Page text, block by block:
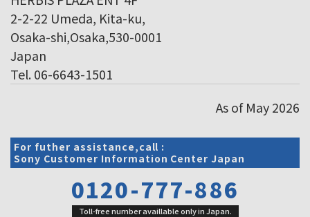
2-2-22 Umeda, Kita-ku,
Osaka-shi,Osaka,530-0001
Japan
Tel. 06-6643-1501
As of May 2026
For futher assistance,call :
Sony Customer Information Center Japan
0120-777-886
Toll-free number availlable only in Japan.